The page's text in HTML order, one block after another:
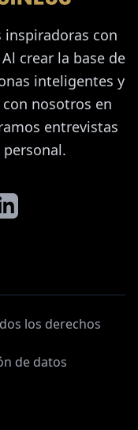
inspiradoras con
crear la base de
inteligentes y
nosotros en
entrevistas
los derechos
de datos